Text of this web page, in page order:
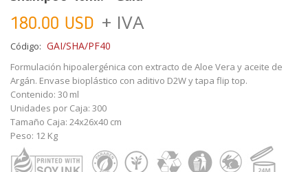
180.00 USD + IVA
Código: GAI/SHA/PF40
Formulación hipoalergénica con extracto de Aloe Vera y aceite de
Argán. Envase bioplástico con aditivo D2W y tapa flip top.
Contenido: 30 ml
Unidades por Caja: 300
Tamaño Caja: 24x26x40 cm
Peso: 12 Kg